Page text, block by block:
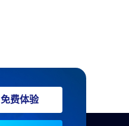
免费体验